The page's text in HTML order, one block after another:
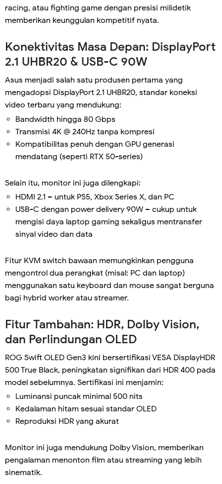
racing, atau fighting game dengan presisi milidetik
memberikan keunggulan kompetitif nyata.
Konektivitas Masa Depan: DisplayPort
2.1 UHBR20 & USB-C 90W
Asus menjadi salah satu produsen pertama yang
mengadopsi DisplayPort 2.1 UHBR20, standar koneksi
video terbaru yang mendukung:
Bandwidth hingga 80 Gbps
Transmisi 4K @ 240Hz tanpa kompresi
Kompatibilitas penuh dengan GPU generasi
mendatang (seperti RTX 50-series)
Selain itu, monitor ini juga dilengkapi:
HDMI 2.1 – untuk PS5, Xbox Series X, dan PC
USB-C dengan power delivery 90W – cukup untuk
mengisi daya laptop gaming sekaligus mentransfer
sinyal video dan data
Fitur KVM switch bawaan memungkinkan pengguna
mengontrol dua perangkat (misal: PC dan laptop)
menggunakan satu keyboard dan mouse sangat berguna
bagi hybrid worker atau streamer.
Fitur Tambahan: HDR, Dolby Vision,
dan Perlindungan OLED
ROG Swift OLED Gen3 kini bersertifikasi VESA DisplayHDR
500 True Black, peningkatan signifikan dari HDR 400 pada
model sebelumnya. Sertifikasi ini menjamin:
Luminansi puncak minimal 500 nits
Kedalaman hitam sesuai standar OLED
Reproduksi HDR yang akurat
Monitor ini juga mendukung Dolby Vision, memberikan
pengalaman menonton film atau streaming yang lebih
sinematik.